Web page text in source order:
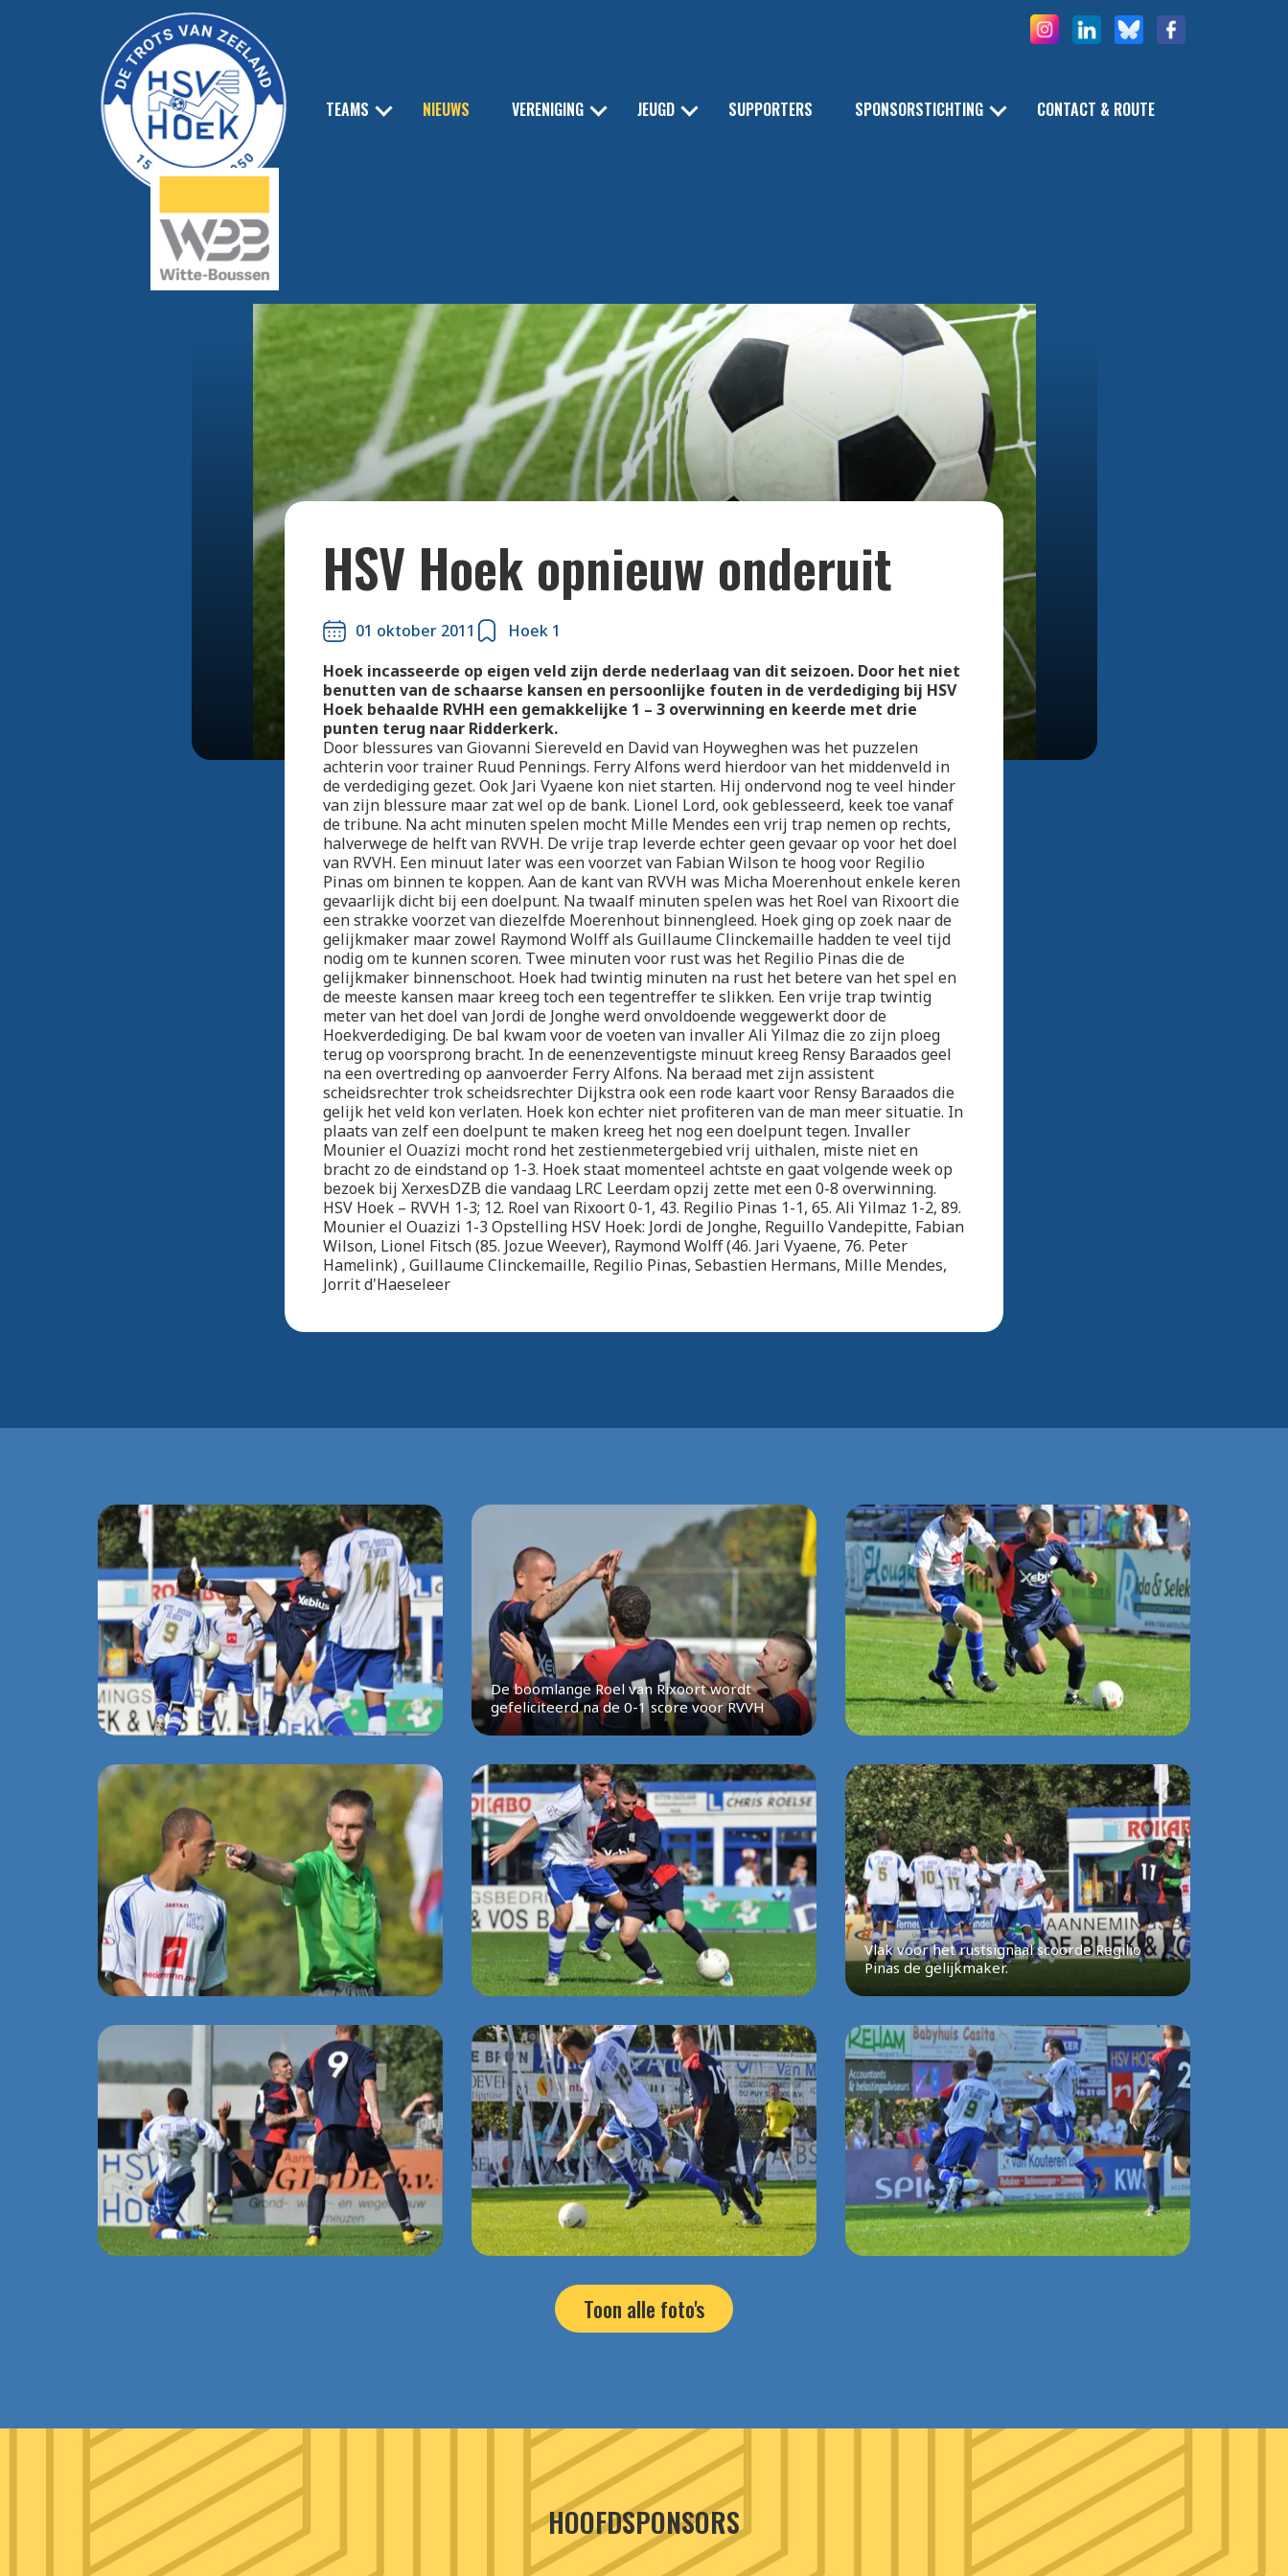
TEAMS NIEUWS VERENIGING JEUGD SUPPORTERS SPONSORSTICHTING CONTACT & ROUTE
Bekijk alle foto's
HSV Hoek opnieuw onderuit
01 oktober 2011
Hoek 1
Hoek incasseerde op eigen veld zijn derde nederlaag van dit seizoen. Door het niet
benutten van de schaarse kansen en persoonlijke fouten in de verdediging bij HSV
Hoek behaalde RVHH een gemakkelijke 1 – 3 overwinning en keerde met drie
punten terug naar Ridderkerk.
Door blessures van Giovanni Siereveld en David van Hoyweghen was het puzzelen
achterin voor trainer Ruud Pennings. Ferry Alfons werd hierdoor van het middenveld in
de verdediging gezet. Ook Jari Vyaene kon niet starten. Hij ondervond nog te veel hinder
van zijn blessure maar zat wel op de bank. Lionel Lord, ook geblesseerd, keek toe vanaf
de tribune. Na acht minuten spelen mocht Mille Mendes een vrij trap nemen op rechts,
halverwege de helft van RVVH. De vrije trap leverde echter geen gevaar op voor het doel
van RVVH. Een minuut later was een voorzet van Fabian Wilson te hoog voor Regilio
Pinas om binnen te koppen. Aan de kant van RVVH was Micha Moerenhout enkele keren
gevaarlijk dicht bij een doelpunt. Na twaalf minuten spelen was het Roel van Rixoort die
een strakke voorzet van diezelfde Moerenhout binnengleed. Hoek ging op zoek naar de
gelijkmaker maar zowel Raymond Wolff als Guillaume Clinckemaille hadden te veel tijd
nodig om te kunnen scoren. Twee minuten voor rust was het Regilio Pinas die de
gelijkmaker binnenschoot. Hoek had twintig minuten na rust het betere van het spel en
de meeste kansen maar kreeg toch een tegentreffer te slikken. Een vrije trap twintig
meter van het doel van Jordi de Jonghe werd onvoldoende weggewerkt door de
Hoekverdediging. De bal kwam voor de voeten van invaller Ali Yilmaz die zo zijn ploeg
terug op voorsprong bracht. In de eenenzeventigste minuut kreeg Rensy Baraados geel
na een overtreding op aanvoerder Ferry Alfons. Na beraad met zijn assistent
scheidsrechter trok scheidsrechter Dijkstra ook een rode kaart voor Rensy Baraados die
gelijk het veld kon verlaten. Hoek kon echter niet profiteren van de man meer situatie. In
plaats van zelf een doelpunt te maken kreeg het nog een doelpunt tegen. Invaller
Mounier el Ouazizi mocht rond het zestienmetergebied vrij uithalen, miste niet en
bracht zo de eindstand op 1-3. Hoek staat momenteel achtste en gaat volgende week op
bezoek bij XerxesDZB die vandaag LRC Leerdam opzij zette met een 0-8 overwinning.
HSV Hoek – RVVH 1-3; 12. Roel van Rixoort 0-1, 43. Regilio Pinas 1-1, 65. Ali Yilmaz 1-2, 89.
Mounier el Ouazizi 1-3 Opstelling HSV Hoek: Jordi de Jonghe, Reguillo Vandepitte, Fabian
Wilson, Lionel Fitsch (85. Jozue Weever), Raymond Wolff (46. Jari Vyaene, 76. Peter
Hamelink) , Guillaume Clinckemaille, Regilio Pinas, Sebastien Hermans, Mille Mendes,
Jorrit d'Haeseleer
De boomlange Roel van Rixoort wordt
gefeliciteerd na de 0-1 score voor RVVH
Vlak voor het rustsignaal scoorde Regilio
Pinas de gelijkmaker.
Toon alle foto's
HOOFDSPONSORS